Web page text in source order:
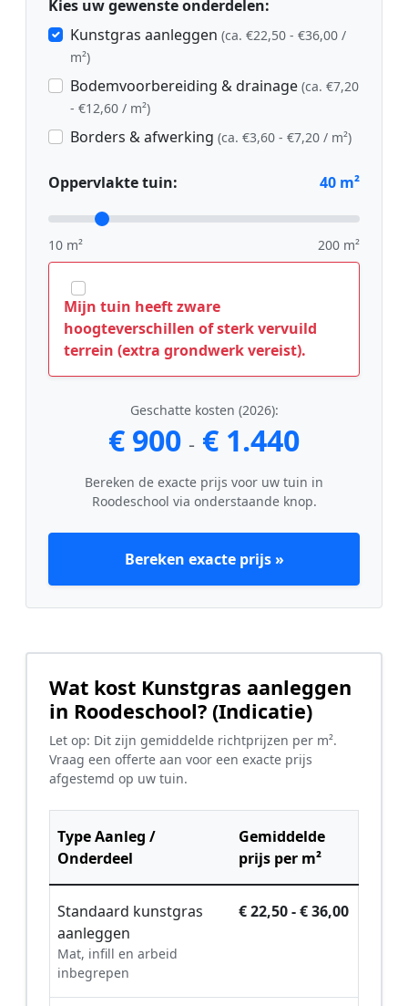
Kies uw gewenste onderdelen:
Kunstgras aanleggen (ca. €22,50 - €36,00 /
m²)
Bodemvoorbereiding & drainage (ca. €7,20
- €12,60 / m²)
Borders & afwerking (ca. €3,60 - €7,20 / m²)
Oppervlakte tuin: 40 m²
10 m² 200 m²
Mijn tuin heeft zware
hoogteverschillen of sterk vervuild
terrein (extra grondwerk vereist).
Geschatte kosten (2026):
€ 900 - € 1.440
Bereken de exacte prijs voor uw tuin in
Roodeschool via onderstaande knop.
Bereken exacte prijs »
Wat kost Kunstgras aanleggen
in Roodeschool? (Indicatie)
Let op: Dit zijn gemiddelde richtprijzen per m².
Vraag een offerte aan voor een exacte prijs
afgestemd op uw tuin.
Type Aanleg /
Onderdeel
Gemiddelde
prijs per m²
Standaard kunstgras
aanleggen
Mat, infill en arbeid
inbegrepen
€ 22,50 - € 36,00